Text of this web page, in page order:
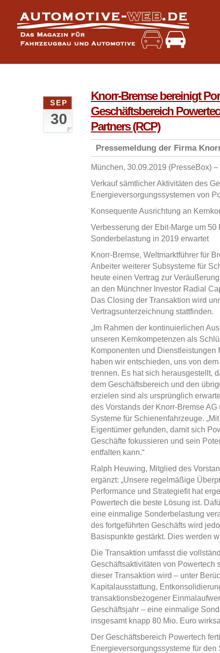
Knorr-Bremse bereinigt
Geschäftsbereich
Partners (RCP)
Pressemeldung der Firma
München, 30.09.2019 (PresseBox) –
Verkauf sämtlicher Aktivitäten des
Energieversorgungssystemen von
Konsequente Ausrichtung an
Verbesserung der Ebit-Marge um
Sonderbelastung in 2019 erwartet
Knorr-Bremse, Weltmarktführer für
Anbeiter weiterer Subsysteme für
heute einen Vertrag zur
an den Münchner Investor Radial
Das Closing der Transaktion wird
Vertragsunterzeichnung stattfinden.
„Im Rahmen der kontinuierlichen
unseren Kernkompetenzen als
Komponenten und
haben wir entschieden, uns von
trennen. Es hat sich herausgestellt,
dem Geschäftsbereich und den
erzielen sind als ursprünglich
des Vorstands der Knorr-Bremse
Systeme für Schienenfahrzeuge.
Eigentümer gefunden, damit sich
Geschäfte fokussieren und sein
entfalten kann.“
Ralph Heuwing, Mitglied des
ergänzt: „Unsere regelmäßige
Performance und Strategiefit hat
Powertech die beste Lösung ist.
eine einmalige Sonderbelastung
des fortgeführten Geschäfts wird
Basispunkte gestärkt. Dies werden
Die Transaktion umfasst die
Geschäftsaktivitäten von Powertech
dieser Transaktion wird – unter
Kapitalausstattung,
transaktionsbezogener
Geschäftsjahr – eine einmalige
insgesamt knapp 80 Mio. Euro
Der Geschäftsbereich Powertech
Energieversorgungssysteme für
SEP
30